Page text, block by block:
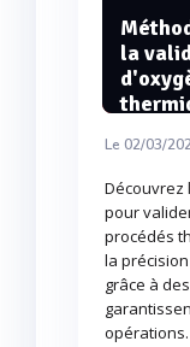
la
Le 02/03/
Découvrez
pour
procédés
la
grâce à
opérations.